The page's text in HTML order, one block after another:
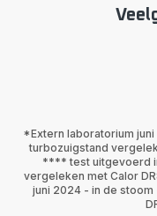
*Extern laboratorium
turbozuigstand
**** test uitgevoerd
vergeleken met Calor
juni 2024 - in de